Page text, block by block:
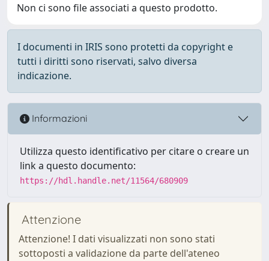
Non ci sono file associati a questo prodotto.
I documenti in IRIS sono protetti da copyright e
tutti i diritti sono riservati, salvo diversa
indicazione.
Informazioni
Utilizza questo identificativo per citare o creare un
link a questo documento:
https://hdl.handle.net/11564/680909
Attenzione
Attenzione! I dati visualizzati non sono stati
sottoposti a validazione da parte dell'ateneo